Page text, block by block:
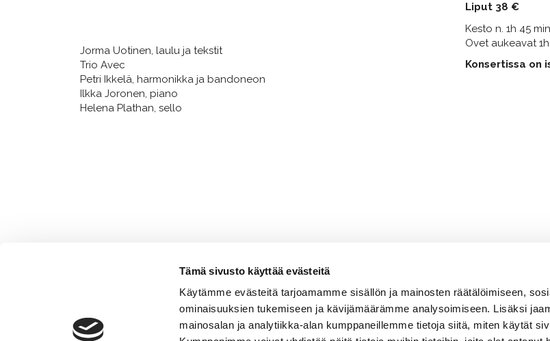
Tämä sivusto käyttää evästeitä
Käytämme evästeitä tarjoamamme sisällön ja mainosten räätälöimiseen,
ominaisuuksien tukemiseen ja kävijämäärämme analysoimiseen. Lisäksi
mainosalan ja analytiikka-alan kumppaneillemme tietoja siitä, miten käytät
Jorma Uotinen, laulu ja tekstit
Trio Avec
Petri Ikkelä, harmonikka ja bandoneon
Ilkka Joronen, piano
Helena Plathan, sello
Liput 38 €
Kesto n. 1h 45
Ovet aukeavat
Konsertissa on